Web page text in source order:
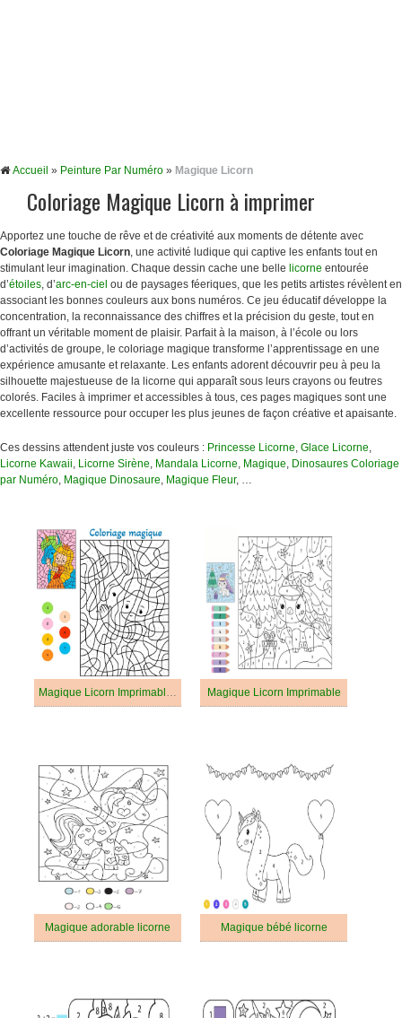
Accueil » Peinture Par Numéro » Magique Licorn
Coloriage Magique Licorn à imprimer
Apportez une touche de rêve et de créativité aux moments de détente avec
Coloriage Magique Licorn, une activité ludique qui captive les enfants tout en
stimulant leur imagination. Chaque dessin cache une belle licorne entourée
d’étoiles, d’arc-en-ciel ou de paysages féeriques, que les petits artistes révèlent en
associant les bonnes couleurs aux bons numéros. Ce jeu éducatif développe la
concentration, la reconnaissance des chiffres et la précision du geste, tout en
offrant un véritable moment de plaisir. Parfait à la maison, à l’école ou lors
d’activités de groupe, le coloriage magique transforme l’apprentissage en une
expérience amusante et relaxante. Les enfants adorent découvrir peu à peu la
silhouette majestueuse de la licorne qui apparaît sous leurs crayons ou feutres
colorés. Faciles à imprimer et accessibles à tous, ces pages magiques sont une
excellente ressource pour occuper les plus jeunes de façon créative et apaisante.
Ces dessins attendent juste vos couleurs : Princesse Licorne, Glace Licorne,
Licorne Kawaii, Licorne Sirène, Mandala Licorne, Magique, Dinosaures Coloriage
par Numéro, Magique Dinosaure, Magique Fleur, …
Magique Licorn Imprimable Gratuit Pour les Enfants Magique Licorn Imprimable
Magique adorable licorne Magique bébé licorne